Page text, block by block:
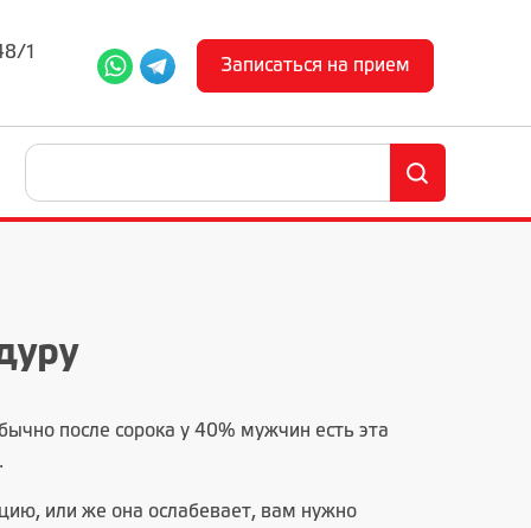
1
Записаться на прием
после сорока у 40% мужчин есть эта
или же она ослабевает, вам нужно